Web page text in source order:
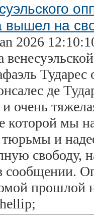
вышел на
2026
де
и очень
которой мы
тюрьмы и
свободу,
сообщении.
прошлой